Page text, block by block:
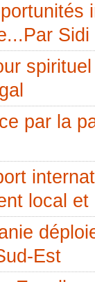
par la
local et
Est